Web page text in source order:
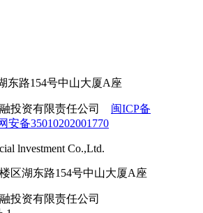
东路154号中山大厦A座
投资有限责任公司 闽ICP备
安备35010202001770
lnvestment Co.,Ltd.
区湖东路154号中山大厦A座
投资有限责任公司